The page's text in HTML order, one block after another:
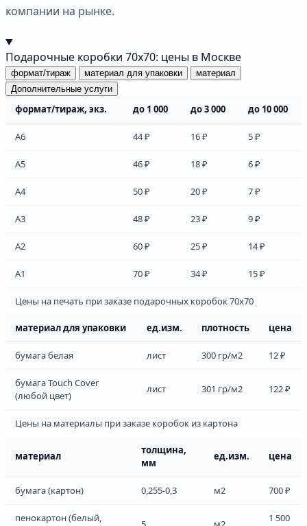
компании на рынке.
Подарочные коробки 70х70: цены в Москве
формат/тираж материал для упаковки
материал
Дополнительные услуги
формат/тираж, экз. до 1 000 до 3 000 до 10 000
А6 44 ₽ 16 ₽ 5 ₽
А5 46 ₽ 18 ₽ 6 ₽
А4 50 ₽ 20 ₽ 7 ₽
А3 48 ₽ 23 ₽ 9 ₽
А2 60 ₽ 25 ₽ 14 ₽
А1 70 ₽ 34 ₽ 15 ₽
Цены на печать при заказе подарочных коробок 70х70
материал для упаковки ед.изм. плотность цена
бумага белая лист 300 гр/м2 12 ₽
бумага Touch Cover
(любой цвет)
лист 301 гр/м2 122 ₽
Цены на материалы при заказе коробок из картона
материал
толщина,
мм
ед.изм. цена
бумага (картон) 0,255-0,3 м2 700 ₽
пенокартон (белый,
1 500